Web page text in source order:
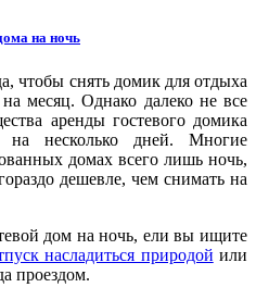
на ночь
чтобы снять домик для отдыха
месяц. Однако далеко не все
аренды гостевого домика
несколько дней. Многие
домах всего лишь ночь,
дешевле, чем снимать на
дом на ночь, ели вы ищите
насладиться природой или
проездом.